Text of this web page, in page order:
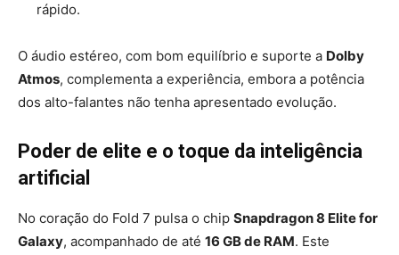
rápido.
O áudio estéreo, com bom equilíbrio e suporte a Dolby
Atmos, complementa a experiência, embora a potência
dos alto-falantes não tenha apresentado evolução.
Poder de elite e o toque da inteligência
artificial
No coração do Fold 7 pulsa o chip Snapdragon 8 Elite for
Galaxy, acompanhado de até 16 GB de RAM. Este